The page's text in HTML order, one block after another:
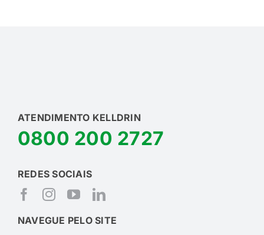
ATENDIMENTO KELLDRIN
0800 200 2727
REDES SOCIAIS
NAVEGUE PELO SITE